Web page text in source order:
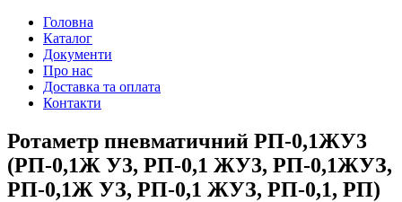
Головна
Каталог
Документи
Про нас
Доставка та оплата
Контакти
Ротаметр пневматичний РП-0,1ЖУ3
(РП-0,1Ж У3, РП-0,1 ЖУ3, РП-0,1ЖУЗ,
РП-0,1Ж УЗ, РП-0,1 ЖУЗ, РП-0,1, РП)